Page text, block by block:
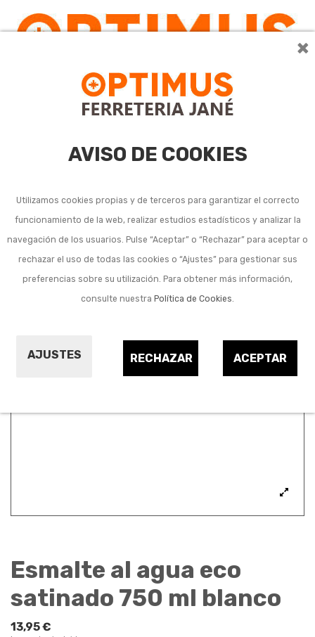
×
AVISO DE COOKIES
Utilizamos cookies propias y de terceros para garantizar el correcto
funcionamiento de la web, realizar estudios estadísticos y analizar la
navegación de los usuarios. Pulse “Aceptar” o “Rechazar” para aceptar o
rechazar el uso de todas las cookies o “Ajustes” para gestionar sus
preferencias sobre su utilización. Para obtener más información,
consulte nuestra Política de Cookies.
AJUSTES ACEPTAR
RECHAZAR
Esmalte al agua eco
satinado 750 ml blanco
13,95 €